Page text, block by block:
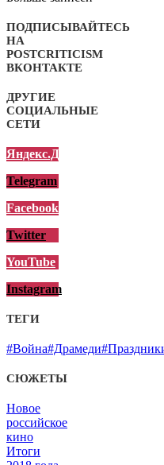
ПОДПИСЫВАЙТЕСЬ
НА
POSTCRITICISM
ВКОНТАКТЕ
ДРУГИЕ
СОЦИАЛЬНЫЕ
СЕТИ
Яндекс.Дзен
Telegram
Facebook
Twitter
YouTube
Instagram
ТЕГИ
#Война#Драмеди
СЮЖЕТЫ
Новое
российское
кино
Итоги